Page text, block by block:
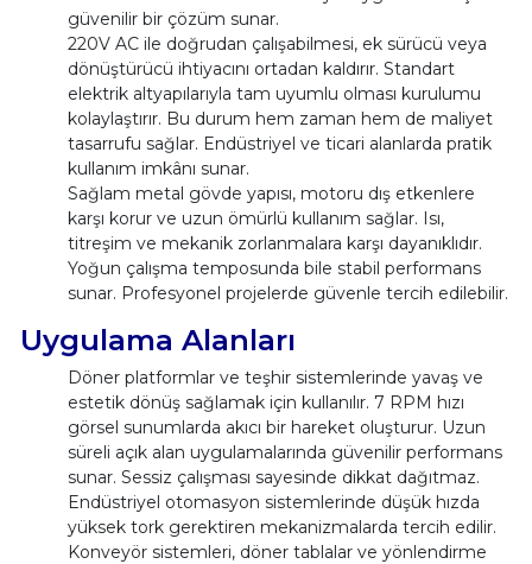
güvenilir bir çözüm sunar.
220V AC ile doğrudan çalışabilmesi, ek sürücü veya
dönüştürücü ihtiyacını ortadan kaldırır. Standart
elektrik altyapılarıyla tam uyumlu olması kurulumu
kolaylaştırır. Bu durum hem zaman hem de maliyet
tasarrufu sağlar. Endüstriyel ve ticari alanlarda pratik
kullanım imkânı sunar.
Sağlam metal gövde yapısı, motoru dış etkenlere
karşı korur ve uzun ömürlü kullanım sağlar. Isı,
titreşim ve mekanik zorlanmalara karşı dayanıklıdır.
Yoğun çalışma temposunda bile stabil performans
sunar. Profesyonel projelerde güvenle tercih edilebilir.
Uygulama Alanları
Döner platformlar ve teşhir sistemlerinde yavaş ve
estetik dönüş sağlamak için kullanılır. 7 RPM hızı
görsel sunumlarda akıcı bir hareket oluşturur. Uzun
süreli açık alan uygulamalarında güvenilir performans
sunar. Sessiz çalışması sayesinde dikkat dağıtmaz.
Endüstriyel otomasyon sistemlerinde düşük hızda
yüksek tork gerektiren mekanizmalarda tercih edilir.
Konveyör sistemleri, döner tablalar ve yönlendirme